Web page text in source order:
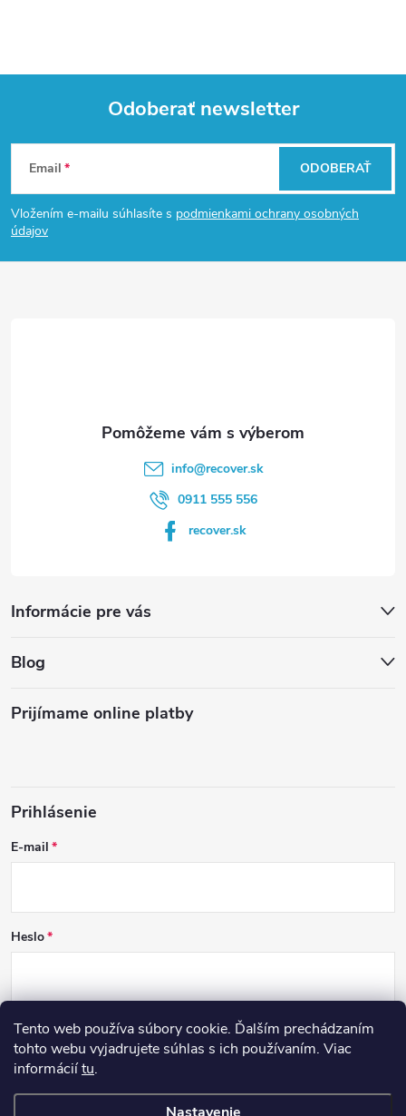
Tento web používa súbory cookie. Ďalším prechádzaním
tohto webu vyjadrujete súhlas s ich používaním. Viac
informáciítu.
Z
á
p
Odoberať newsletter
Email
Vložením e-mailu súhlasíte s podmienkami ochrany osobných
údajov
ODOBERAŤ
info@recover.sk
0911 555 556
recover.sk
Informácie pre vás
Blog
Prijímame online platby
Prihlásenie
E-mail
Heslo
PRIHLÁSIŤ SA